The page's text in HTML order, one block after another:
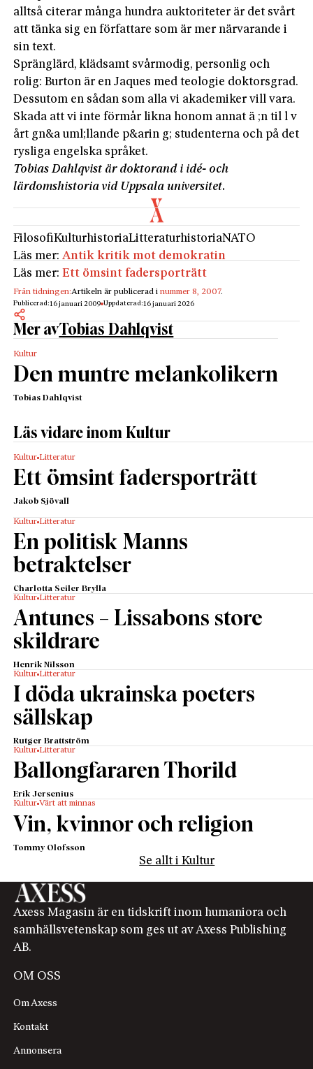
alltså citerar många hundra auktoriteter är det svårt
att tänka sig en författare som är mer närvarande i
sin text.
Spränglärd, klädsamt svårmodig, personlig och
rolig: Burton är en Jaques med teologie doktorsgrad.
Dessutom en sådan som alla vi akademiker vill vara.
Skada att vi inte förmår likna honom annat ä ;n til l v
årt gn&a uml;llande p&arin g; studenterna och på det
rysliga engelska språket.
Tobias Dahlqvist är doktorand i idé- och
lärdomshistoria vid Uppsala universitet.
FilosofiKulturhistoriaLitteraturhistoriaNATO
Läs mer:Antik kritik mot demokratin
Läs mer:Ett ömsint fadersporträtt
Från tidningen:Artikeln är publicerad inummer 8, 2007.
Publicerad:16 januari 2009 Uppdaterad:16 januari 2026
Mer avTobias Dahlqvist
Kultur
Den muntre melankolikern
Tobias Dahlqvist
Läs vidare inom Kultur
Kultur Litteratur
Ett ömsint fadersporträtt
Jakob Sjövall
Kultur Litteratur
En politisk Manns
betraktelser
Charlotta Seiler Brylla
Kultur Litteratur
Antunes – Lissabons store
skildrare
Henrik Nilsson
Kultur Litteratur
I döda ukrainska poeters
sällskap
Rutger Brattström
Kultur Litteratur
Ballongfararen Thorild
Erik Jersenius
Kultur Värt att minnas
Vin, kvinnor och religion
Tommy Olofsson
Se allt i Kultur
Axess Magasin är en tidskrift inom humaniora och
samhällsvetenskap som ges ut av Axess Publishing
AB.
OM OSS
Om Axess
Kontakt
Annonsera